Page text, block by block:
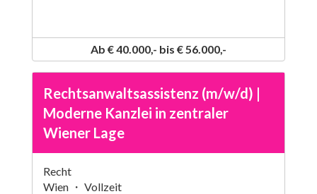
Ab € 40.000,- bis € 56.000,-
Rechtsanwaltsassistenz (m/w/d) |
Moderne Kanzlei in zentraler
Wiener Lage
Recht
Wien ・ Vollzeit